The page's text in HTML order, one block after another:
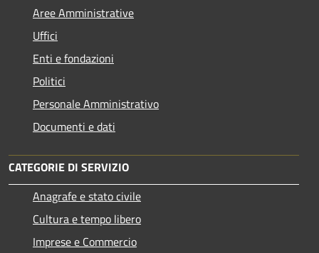
Aree Amministrative
Uffici
Enti e fondazioni
Politici
Personale Amministrativo
Documenti e dati
CATEGORIE DI SERVIZIO
Anagrafe e stato civile
Cultura e tempo libero
Imprese e Commercio